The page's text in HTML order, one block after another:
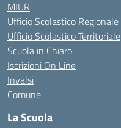
MIUR
Ufficio Scolastico Regionale
Ufficio Scolastico Territoriale
Scuola in Chiaro
Iscrizioni On Line
Invalsi
Comune
La Scuola